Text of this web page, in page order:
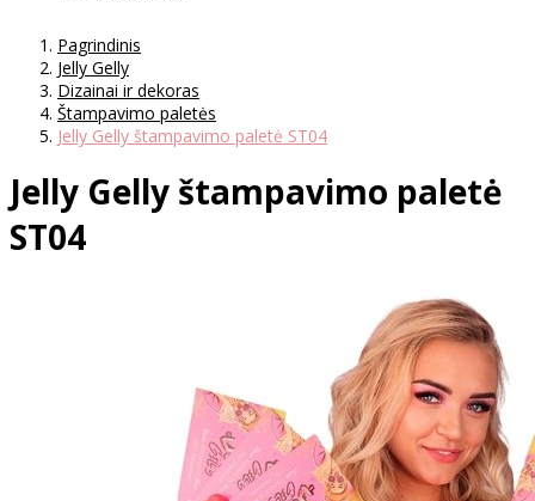
Pagrindinis
Jelly Gelly
Dizainai ir dekoras
Štampavimo paletės
Jelly Gelly štampavimo paletė ST04
Jelly Gelly štampavimo paletė
ST04